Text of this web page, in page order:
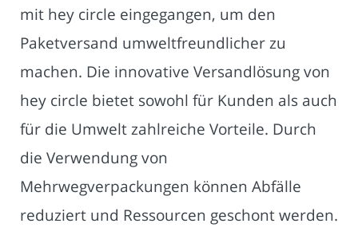
mit hey circle eingegangen, um den
Paketversand umweltfreundlicher zu
machen. Die innovative Versandlösung von
hey circle bietet sowohl für Kunden als auch
für die Umwelt zahlreiche Vorteile. Durch
die Verwendung von
Mehrwegverpackungen können Abfälle
reduziert und Ressourcen geschont werden.